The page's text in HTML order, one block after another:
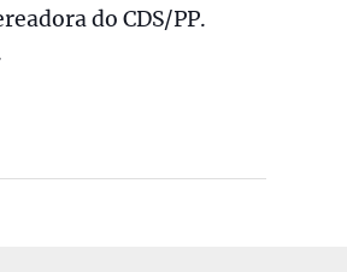
do CDS/PP.